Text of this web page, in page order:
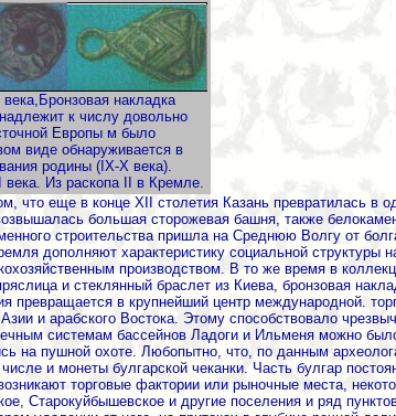
накладка
к числу довольно
Европы м было
виде обнаруживается в
родины (IХ-Х века).
века. Из раскопа II в Кремле.
что еще в конце XII столетия Казань превратилась
большая сторожевая башня, также
строительства пришла на Среднюю Волгу от
дополняют характеристику социальной
производством. В то же время в
и стеклянный браслет из Киева, бронзовая
превращается в крупнейший центр международной.
и арабского Востока. Этому способствовало
системам бассейнов Ладоги и Ильменя можно
на пушной охоте. Любопытно, что, по данным
и монеты булгарской чеканки. Часть булгар
торговые фактории или рыночные места,
Старокуйбышевское и другие поселения и ряд